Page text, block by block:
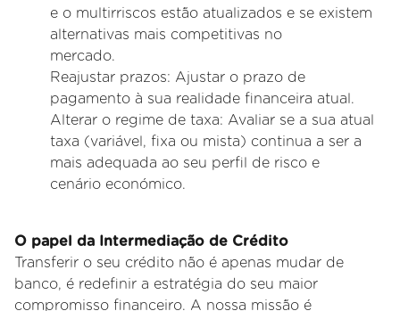
e o multirriscos estão atualizados e se existem
alternativas mais competitivas no
mercado.
Reajustar prazos: Ajustar o prazo de
pagamento à sua realidade financeira atual.
Alterar o regime de taxa: Avaliar se a sua atual
taxa (variável, fixa ou mista) continua a ser a
mais adequada ao seu perfil de risco e
cenário económico.
O papel da Intermediação de Crédito
Transferir o seu crédito não é apenas mudar de
banco, é redefinir a estratégia do seu maior
compromisso financeiro. A nossa missão é